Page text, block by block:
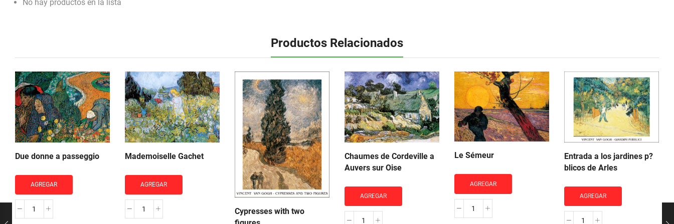
No hay productos en la lista
Productos Relacionados
Due donne a passeggio
AGREGAR
Due
Mademoiselle Gachet
AGREGAR
Mademoiselle
Cypresses with two
Chaumes de Cordeville a
Auvers sur Oise
AGREGAR
Le Sémeur
AGREGAR
Le
Entrada a los jardines p?
blicos de Arles
AGREGAR